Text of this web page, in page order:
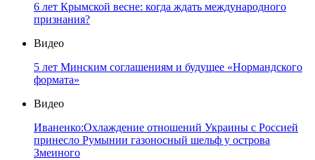
6 лет Крымской весне: когда ждать международного
признания?
Видео
5 лет Минским соглашениям и будущее «Нормандского
формата»
Видео
Иваненко:Охлаждение отношений Украины с Россией
принесло Румынии газоносный шельф у острова
Змеиного